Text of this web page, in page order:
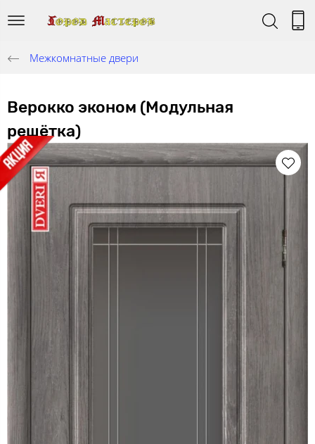
Межкомнатные двери
Верокко эконом (Модульная
решётка)